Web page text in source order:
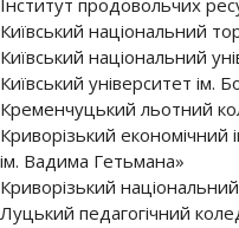
Київський національний
Київський національний
Київський університет ім.
Кременчуцький льотний
Криворізький економічний
ім. Вадима Гетьмана»
Криворізький
Луцький педагогічний